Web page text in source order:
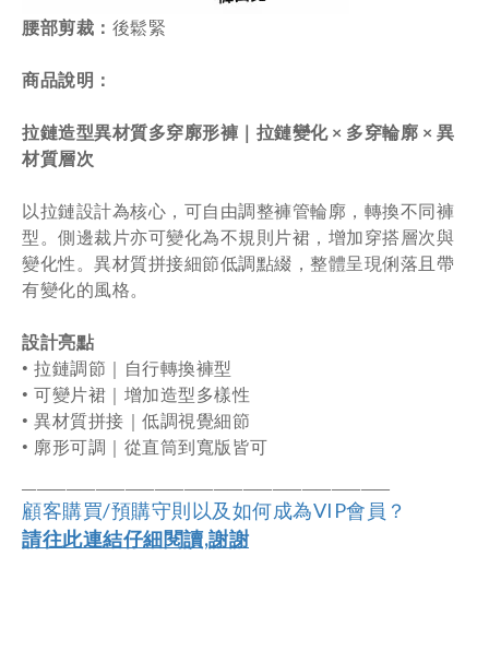
腰部剪裁 ： 後鬆緊
商品說明：
拉鏈造型異材質多穿廓形褲｜拉鏈變化 × 多穿輪廓 × 異
材質層次
以拉鏈設計為核心，可自由調整褲管輪廓，轉換不同褲
型。側邊裁片亦可變化為不規則片裙，增加穿搭層次與
變化性。異材質拼接細節低調點綴，整體呈現俐落且帶
有變化的風格。
設計亮點
• 拉鏈調節｜自行轉換褲型
• 可變片裙｜增加造型多樣性
• 異材質拼接｜低調視覺細節
• 廓形可調｜從直筒到寬版皆可
―――――――――――――――――――――――――
顧客購買/預購守則以及如何成為VIP會員？
請往此連結仔細閱讀,謝謝